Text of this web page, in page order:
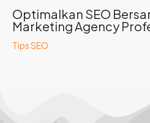
Optimalkan SEO
Marketing Agency
Tips SEO